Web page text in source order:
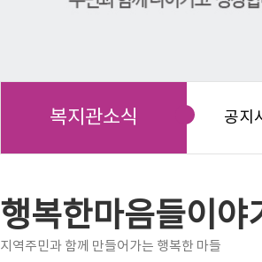
복지관소식 공지
행복한마음들이야
지역주민과 함께 만들어가는 행복한 마들